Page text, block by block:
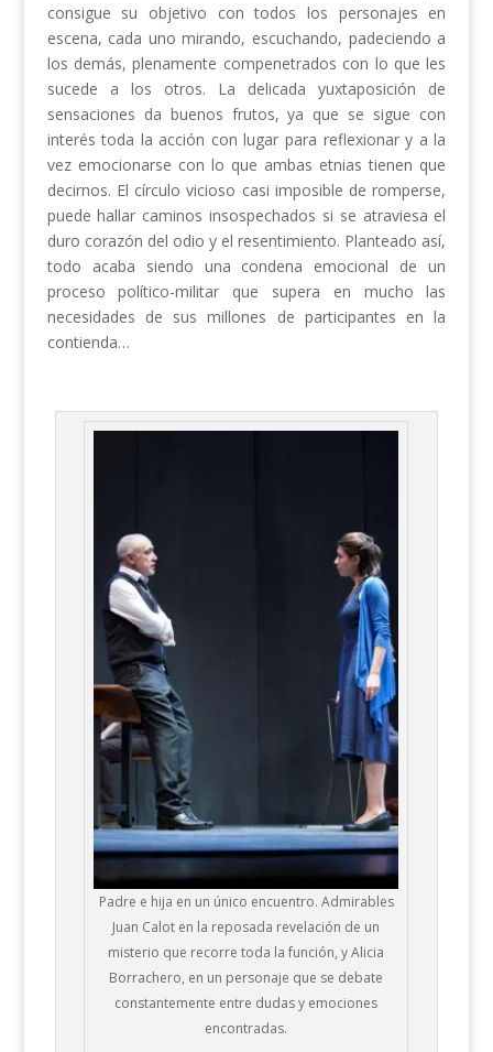
consigue su objetivo con todos los personajes en
escena, cada uno mirando, escuchando, padeciendo a
los demás, plenamente compenetrados con lo que les
sucede a los otros. La delicada yuxtaposición de
sensaciones da buenos frutos, ya que se sigue con
interés toda la acción con lugar para reflexionar y a la
vez emocionarse con lo que ambas etnias tienen que
decirnos. El círculo vicioso casi imposible de romperse,
puede hallar caminos insospechados si se atraviesa el
duro corazón del odio y el resentimiento. Planteado así,
todo acaba siendo una condena emocional de un
proceso político-militar que supera en mucho las
necesidades de sus millones de participantes en la
contienda…
Padre e hija en un único encuentro. Admirables
Juan Calot en la reposada revelación de un
misterio que recorre toda la función, y Alicia
Borrachero, en un personaje que se debate
constantemente entre dudas y emociones
encontradas.